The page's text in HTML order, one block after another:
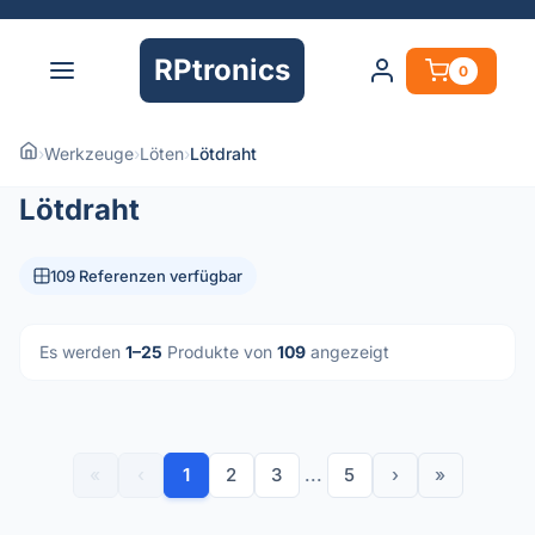
RPtronics 0
›Werkzeuge›Löten›Lötdraht
Lötdraht
109 Referenzen verfügbar
Es werden 1–25 Produkte von 109 angezeigt
1 2 3 ... 5 › »